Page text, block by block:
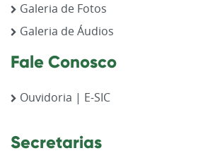
Galeria de Fotos
Galeria de Áudios
Fale Conosco
Ouvidoria | E-SIC
Secretarias